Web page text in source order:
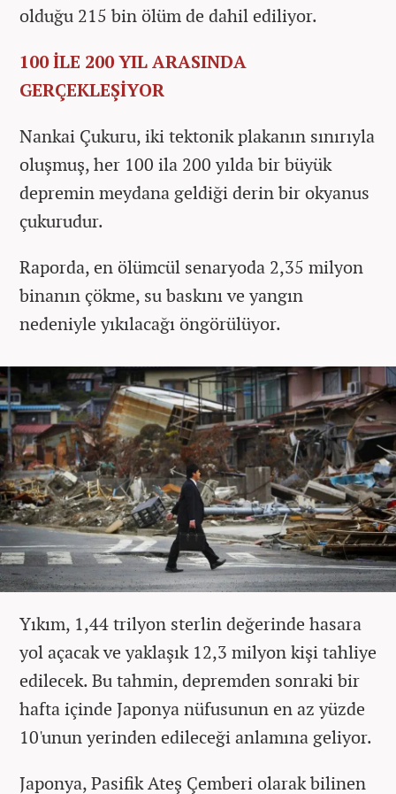
olduğu 215 bin ölüm de dahil ediliyor.
100 İLE 200 YIL ARASINDA
GERÇEKLEŞİYOR
Nankai Çukuru, iki tektonik plakanın sınırıyla
oluşmuş, her 100 ila 200 yılda bir büyük
depremin meydana geldiği derin bir okyanus
çukurudur.
Raporda, en ölümcül senaryoda 2,35 milyon
binanın çökme, su baskını ve yangın
nedeniyle yıkılacağı öngörülüyor.
Yıkım, 1,44 trilyon sterlin değerinde hasara
yol açacak ve yaklaşık 12,3 milyon kişi tahliye
edilecek. Bu tahmin, depremden sonraki bir
hafta içinde Japonya nüfusunun en az yüzde
10'unun yerinden edileceği anlamına geliyor.
Japonya, Pasifik Ateş Çemberi olarak bilinen